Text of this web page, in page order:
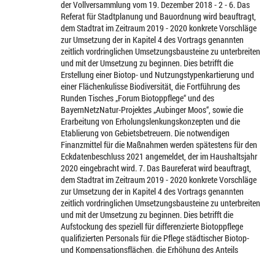
der Vollversammlung vom 19. Dezember 2018 - 2 - 6. Das
Referat für Stadtplanung und Bauordnung wird beauftragt,
dem Stadtrat im Zeitraum 2019 - 2020 konkrete Vorschläge
zur Umsetzung der in Kapitel 4 des Vortrags genannten
zeitlich vordringlichen Umsetzungsbausteine zu unterbreiten
und mit der Umsetzung zu beginnen. Dies betrifft die
Erstellung einer Biotop- und Nutzungstypenkartierung und
einer Flächenkulisse Biodiversität, die Fortführung des
Runden Tisches „Forum Biotoppflege“ und des
BayernNetzNatur-Projektes „Aubinger Moos“, sowie die
Erarbeitung von Erholungslenkungskonzepten und die
Etablierung von Gebietsbetreuern. Die notwendigen
Finanzmittel für die Maßnahmen werden spätestens für den
Eckdatenbeschluss 2021 angemeldet, der im Haushaltsjahr
2020 eingebracht wird. 7. Das Baureferat wird beauftragt,
dem Stadtrat im Zeitraum 2019 - 2020 konkrete Vorschläge
zur Umsetzung der in Kapitel 4 des Vortrags genannten
zeitlich vordringlichen Umsetzungsbausteine zu unterbreiten
und mit der Umsetzung zu beginnen. Dies betrifft die
Aufstockung des speziell für differenzierte Biotoppflege
qualifizierten Personals für die Pflege städtischer Biotop-
und Kompensationsflächen, die Erhöhung des Anteils